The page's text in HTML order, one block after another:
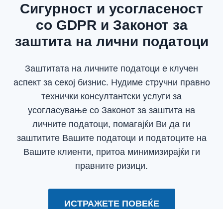
Сигурност и усогласеност
со GDPR и Законот за
заштита на лични податоци
Заштитата на личните податоци е клучен
аспект за секој бизнис. Нудиме стручни правно
технички консултантски услуги за
усогласување со Законот за заштита на
личните податоци, помагајќи Ви да ги
заштитите Вашите податоци и податоците на
Вашите клиенти, притоа минимизирајќи ги
правните ризици.
ИСТРАЖЕТЕ ПОВЕЌЕ